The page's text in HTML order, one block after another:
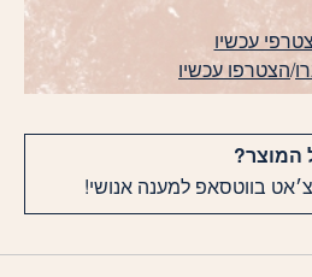
עכשיו
/הצטרפו עכשיו
המוצר?
בווטסאפ למענה אנושי!